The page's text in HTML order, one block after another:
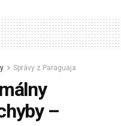
Správy z Paraguaja
–